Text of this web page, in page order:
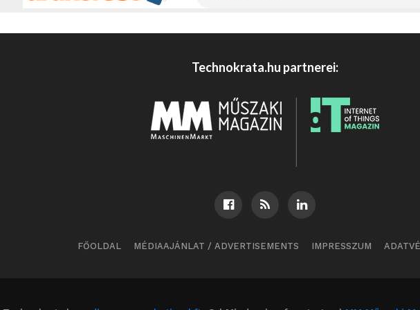
Technokrata.hu partnerei:
FŐOLDAL MÉDIAAJÁNLAT / ADVERTISEMENTS IMPRESSZUM